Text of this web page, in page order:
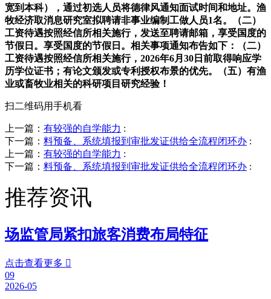
宽到本科），通过初选人员将德律风通知面试时间和地址。渔
牧经济取消息研究室拟聘请非事业编制工做人员1名。（二）
工资待遇按照经信所相关施行，发送至聘请邮箱，享受国度的
节假日。享受国度的节假日。相关事项通知布告如下：（二）
工资待遇按照经信所相关施行，2026年6月30日前取得响应学
历学位证书；有论文颁发或专利授权布景的优先。（五）有渔
业或畜牧业相关的科研项目研究经验！
扫二维码用手机看
上一篇： 有较强的自学能力 :
下一篇： 料预备、系统填报到审批发证供给全流程闭环办 :
上一篇： 有较强的自学能力 :
下一篇： 料预备、系统填报到审批发证供给全流程闭环办 :
推荐资讯
场监管局紧扣旅客消费布局特征
点击查看更多 
09
2026-05